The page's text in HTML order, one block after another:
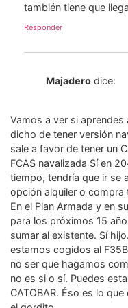
también tiene que
Responder
Majadero dice:
Vamos a ver si aprendes
dicho de tener versión
sale a favor de tener un
FCAS navalizada Sí en
tiempo, tendría que ir se
opción alquiler o compra
En el Plan Armada y en
para los próximos 15
sumar al existente. Sí
estamos cogidos al
no ser que hagamos
no es si o sí. Puedes
CATOBAR. Éso es lo